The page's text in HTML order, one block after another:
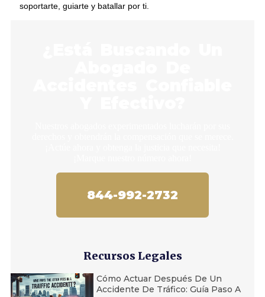
soportarte, guiarte y batallar por ti.
844-992-2732
Recursos Legales
Cómo Actuar Después De Un
Accidente De Tráfico: Guía Paso A